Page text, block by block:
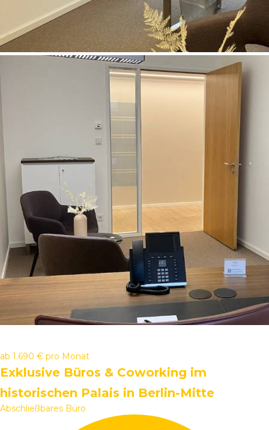
ab 1.690 € pro Monat
Exklusive Büros & Coworking im
historischen Palais in Berlin-Mitte
Abschließbares Büro